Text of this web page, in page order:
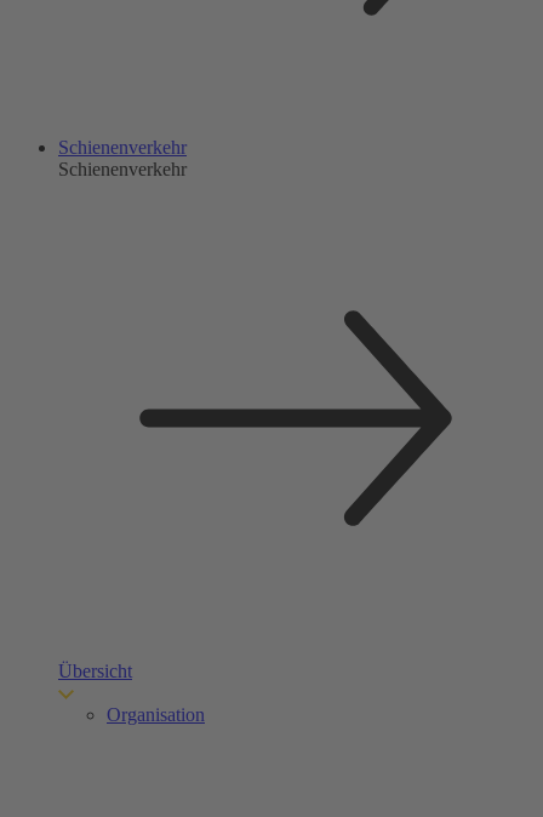
Schienenverkehr
Schienenverkehr
Übersicht
Organisation